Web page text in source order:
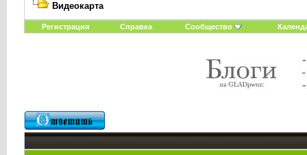
Видеокарта
Регистрация Справка Сообщество